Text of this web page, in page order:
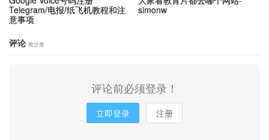
Telegram/电报/纸飞机教程和注
意事项
simonw
评论 抢沙发
评论前必须登录！
立即登录 注册